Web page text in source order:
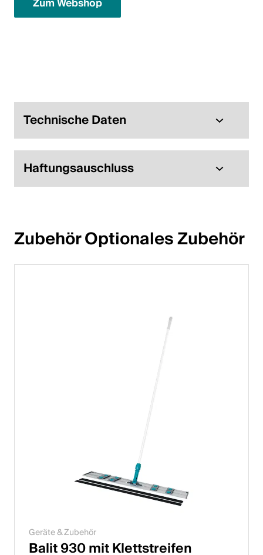
English
Polski
English
Technische Daten
Haftungsauschluss
Zubehör Optionales Zubehör
Geräte & Zubehör
Balit 930 mit Klettstreifen